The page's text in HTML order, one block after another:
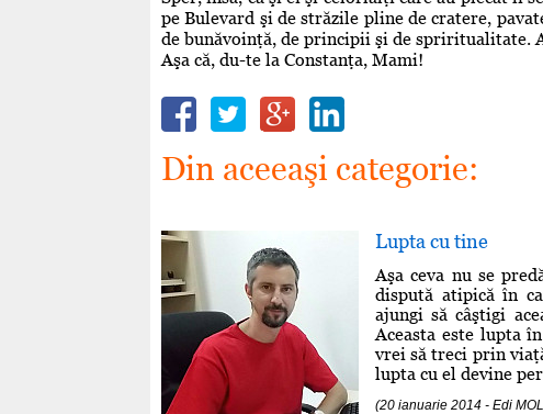
pe Bulevard şi de străzile pline de cratere,
de bunăvoinţă, de principii şi de spriritualitate.
Aşa că, du-te la Constanţa, Mami!
Din aceeaşi categorie:
Lupta cu tine
Aşa ceva nu se
dispută atipică în
ajungi să câştigi
Aceasta este lupta
vrei să treci prin
lupta cu el devine
(20 ianuarie 2014 - Edi